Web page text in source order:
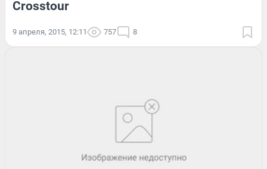
Crosstour
9 апреля, 2015, 12:11 757 8